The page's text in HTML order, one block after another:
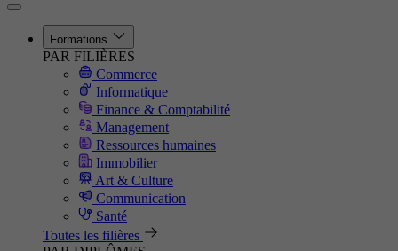
Formations
PAR FILIÈRES
Commerce
Informatique
Finance & Comptabilité
Management
Ressources humaines
Immobilier
Art & Culture
Communication
Santé
Toutes les filières